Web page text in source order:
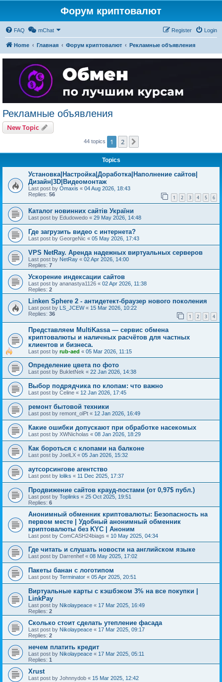
Форум криптовалют
FAQ mChat Login
Register
Home Главная Форум криптовалют Рекламные объявления
Рекламные объявления
New Topic
44 topics 1 2
Topics
Установка|Настройка|Доработка|Наполнение сайтов|
Дизайн|3D|Видеомонтаж
Last post by Omaxis « 04 Aug 2026, 18:43
Replies: 56 1 2 3 4 5 6
Каталог новинних сайтів України
Last post by Edudowedo « 29 May 2026, 14:48
Где загрузить видео с интернета?
Last post by GeorgeNic « 05 May 2026, 17:43
VPS NetRay. Аренда надежных виртуальных серверов
Last post by NetRay « 02 Apr 2026, 14:00
Replies: 7
Ускорение индексации сайтов
Last post by ananastya1126 « 02 Apr 2026, 11:38
Replies: 2
Linken Sphere 2 - антидетект-браузер нового поколения
Last post by LS_JCEW« 15 Mar 2026, 10:22
Replies: 36 1 2 3 4
Представляем MultiKassa — сервис обмена
криптовалюты и наличных расчётов для частных
клиентов и бизнеса.
Last post by rub-aed « 05 Mar 2026, 11:15
Определение цвета по фото
Last post by BukletNek « 22 Jan 2026, 14:38
Выбор подрядчика по клопам: что важно
Last post by Celine « 12 Jan 2026, 17:45
ремонт бытовой техники
Last post by remont_olPt « 12 Jan 2026, 16:49
Какие ошибки допускают при обработке насекомых
Last post by XWNicholas « 08 Jan 2026, 18:29
Как бороться с клопами на балконе
Last post by JoelLX « 05 Jan 2026, 15:32
аутсорсингове агентство
Last post by loliks « 11 Dec 2025, 17:37
Продвижение сайтов крауд-постами (от 0,97$ публ.)
Last post by Toplinks « 25 Oct 2025, 19:51
Replies: 6
Анонимный обменник криптовалюты: Безопасность на
первом месте | Удобный анонимный обменник
криптовалюты без KYC | Аноним
Last post by ComCASH24biags « 10 May 2025, 04:34
Где читать и слушать новости на английском языке
Last post by Darrenhef « 08 May 2025, 17:02
Пакеты банан с логотипом
Last post by Terminator « 05 Apr 2025, 20:51
Виртуальные карты с кэшбэком 3% на все покупки |
LinkPay
Last post by Nikolaypeace « 17 Mar 2025, 16:49
Replies: 2
Сколько стоит сделать утепление фасада
Last post by Nikolaypeace « 17 Mar 2025, 09:17
Replies: 2
нечем платить кредит
Last post by Nikolaypeace « 17 Mar 2025, 05:11
Replies: 1
Xrust
Last post by Johnnydob « 15 Mar 2025, 12:42